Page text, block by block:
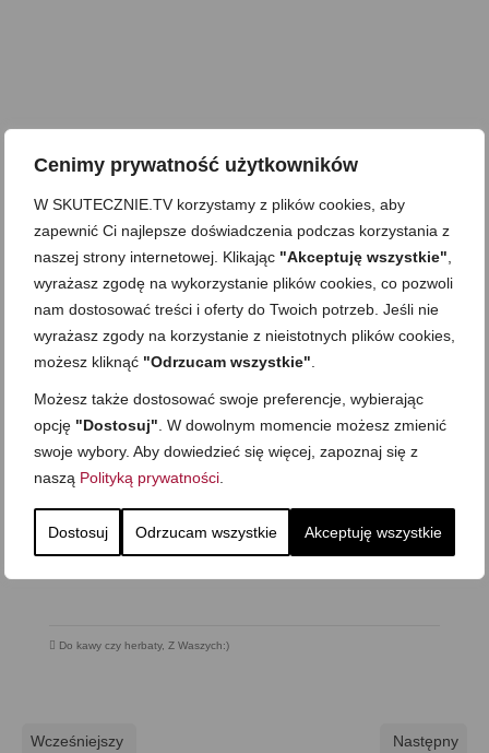
Cenimy prywatność użytkowników
W SKUTECZNIE.TV korzystamy z plików cookies, aby
zapewnić Ci najlepsze doświadczenia podczas korzystania z
naszej strony internetowej. Klikając "Akceptuję wszystkie"
wyrażasz zgodę na wykorzystanie plików cookies, co pozwoli
nam dostosować treści i oferty do Twoich potrzeb. Jeśli nie
wyrażasz zgody na korzystanie z nieistotnych plików cookies,
możesz kliknąć "Odrzucam wszystkie"
Możesz także dostosować swoje preferencje, wybierając
opcję "Dostosuj" . W dowolnym momencie możesz zmienić
swoje wybory. Aby dowiedzieć się więcej, zapoznaj się z
naszą Polityką prywatności
Dostosuj Odrzucam wszystkie Akceptuję wszystkie
Do kawy czy herbaty, Z Waszych:)
Wcześniejszy Następny